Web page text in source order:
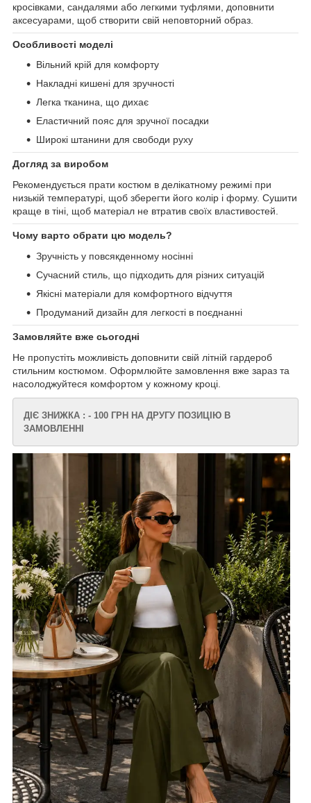
кросівками, сандалями або легкими туфлями, доповнити
аксесуарами, щоб створити свій неповторний образ.
Особливості моделі
Вільний крій для комфорту
Накладні кишені для зручності
Легка тканина, що дихає
Еластичний пояс для зручної посадки
Широкі штанини для свободи руху
Догляд за виробом
Рекомендується прати костюм в делікатному режимі при
низькій температурі, щоб зберегти його колір і форму. Сушити
краще в тіні, щоб матеріал не втратив своїх властивостей.
Чому варто обрати цю модель?
Зручність у повсякденному носінні
Сучасний стиль, що підходить для різних ситуацій
Якісні матеріали для комфортного відчуття
Продуманий дизайн для легкості в поєднанні
Замовляйте вже сьогодні
Не пропустіть можливість доповнити свій літній гардероб
стильним костюмом. Оформлюйте замовлення вже зараз та
насолоджуйтеся комфортом у кожному кроці.
ДІЄ ЗНИЖКА : - 100 ГРН НА ДРУГУ ПОЗИЦІЮ В
ЗАМОВЛЕННІ